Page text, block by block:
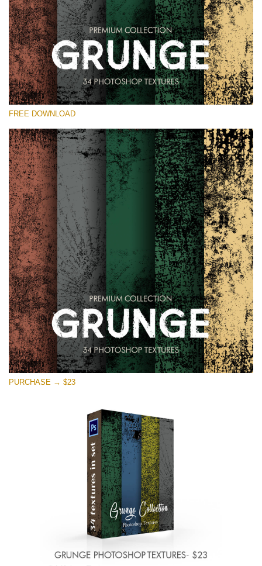
Please select
Free Photoshop Overlay
Small 800*533px
Grunge Effect
(30 Overlays)
Entire Collection
(1783 Overlays)
Large 6000*4000px
Free download
FREE DOWNLOAD
PURCHASE → $23